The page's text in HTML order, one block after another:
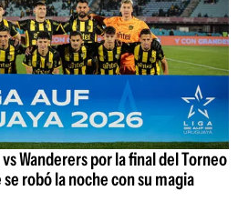
Wanderers por la final del Torneo
robó la noche con su magia